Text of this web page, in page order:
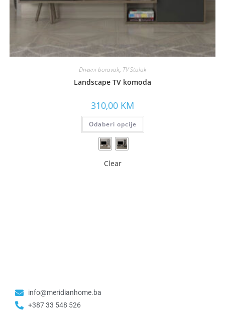
Dnevni boravak, TV Stalak
Landscape TV komoda
310,00 KM
Odaberi opcije
Clear
info@meridianhome.ba
+387 33 548 526